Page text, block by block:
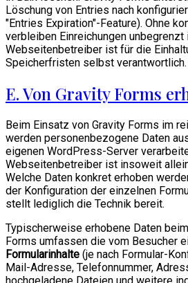
Löschung von Entries nach
"Entries Expiration"-Feature). Ohne
verbleiben Einreichungen unbegrenzt
Webseitenbetreiber ist für die
Speicherfristen selbst verantwortlich.
E. Von Gravity Forms
Beim Einsatz von Gravity Forms im
werden personenbezogene Daten
eigenen WordPress-Server
Webseitenbetreiber ist insoweit
Welche Daten konkret erhoben
der Konfiguration der einzelnen
stellt lediglich die Technik bereit.
Typischerweise erhobene Daten
Forms umfassen die vom Besucher
Formularinhalte (je nach Formular-
Mail-Adresse, Telefonnummer,